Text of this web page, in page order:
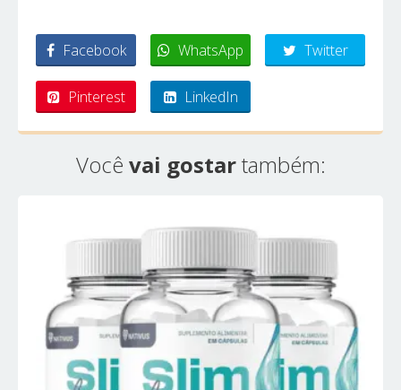
Facebook WhatsApp Twitter
Pinterest LinkedIn
Você vai gostartambém: